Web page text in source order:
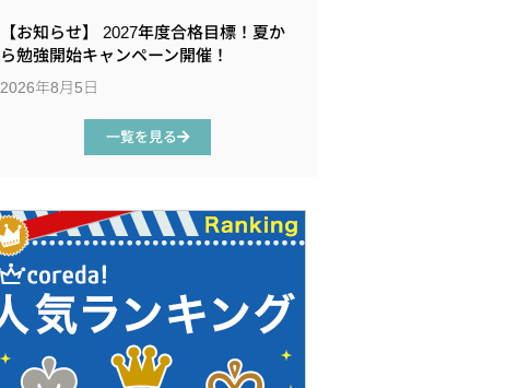
【お知らせ】 2027年度合格目標！夏か
ら勉強開始キャンペーン開催！
2026年8月5日
一覧を見る